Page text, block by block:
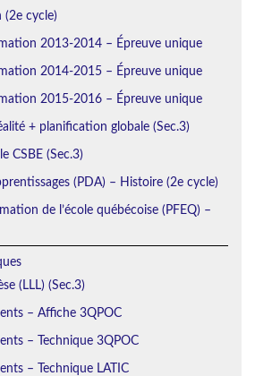
(2e cycle)
2013-2014 – Épreuve unique
2014-2015 – Épreuve unique
2015-2016 – Épreuve unique
+ planification globale (Sec.3)
CSBE (Sec.3)
(PDA) – Histoire (2e cycle)
de l’école québécoise (PFEQ) –
(LLL) (Sec.3)
– Affiche 3QPOC
– Technique 3QPOC
– Technique LATIC